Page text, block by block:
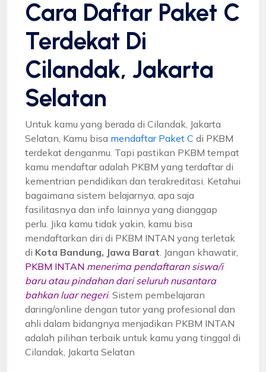
Cara Daftar Paket C
Terdekat Di
Cilandak, Jakarta
Selatan
Untuk kamu yang berada di Cilandak, Jakarta
Selatan, Kamu bisa mendaftar Paket C di PKBM
terdekat denganmu. Tapi pastikan PKBM tempat
kamu mendaftar adalah PKBM yang terdaftar di
kementrian pendidikan dan terakreditasi. Ketahui
bagaimana sistem belajarnya, apa saja
fasilitasnya dan info lainnya yang dianggap
perlu. Jika kamu tidak yakin, kamu bisa
mendaftarkan diri di PKBM INTAN yang terletak
di Kota Bandung, Jawa Barat . Jangan khawatir,
PKBM INTAN menerima pendaftaran siswa/i
baru atau pindahan dari seluruh nusantara
bahkan luar negeri. Sistem pembelajaran
daring/online dengan tutor yang profesional dan
ahli dalam bidangnya menjadikan PKBM INTAN
adalah pilihan terbaik untuk kamu yang tinggal di
Cilandak, Jakarta Selatan